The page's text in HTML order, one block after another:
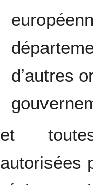
d’autres
et
autorisées